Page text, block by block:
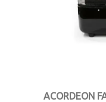
ACORDEON